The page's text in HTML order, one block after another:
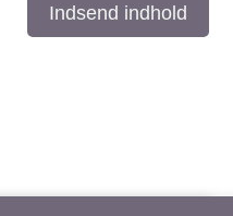
Indsend indhold